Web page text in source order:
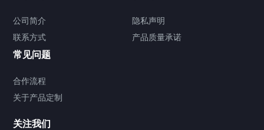
公司简介
联系方式
隐私声明
产品质量承诺
常见问题
合作流程
关于产品定制
关注我们